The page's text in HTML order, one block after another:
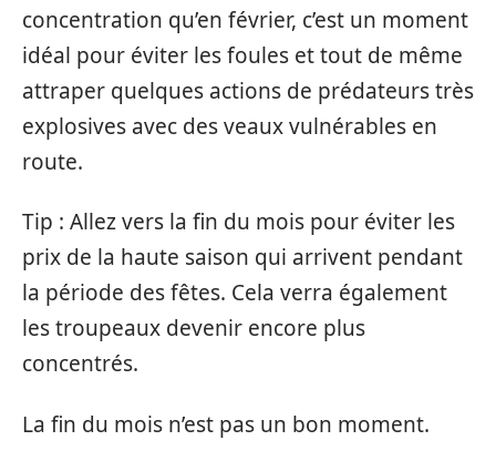
concentration qu’en février, c’est un moment
idéal pour éviter les foules et tout de même
attraper quelques actions de prédateurs très
explosives avec des veaux vulnérables en
route.
Tip : Allez vers la fin du mois pour éviter les
prix de la haute saison qui arrivent pendant
la période des fêtes. Cela verra également
les troupeaux devenir encore plus
concentrés.
La fin du mois n’est pas un bon moment.